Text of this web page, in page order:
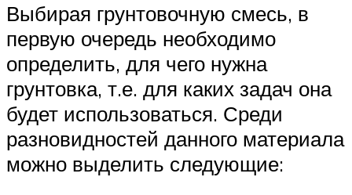
Выбирая грунтовочную смесь, в
первую очередь необходимо
определить, для чего нужна
грунтовка, т.е. для каких задач она
будет использоваться. Среди
разновидностей данного материала
можно выделить следующие: